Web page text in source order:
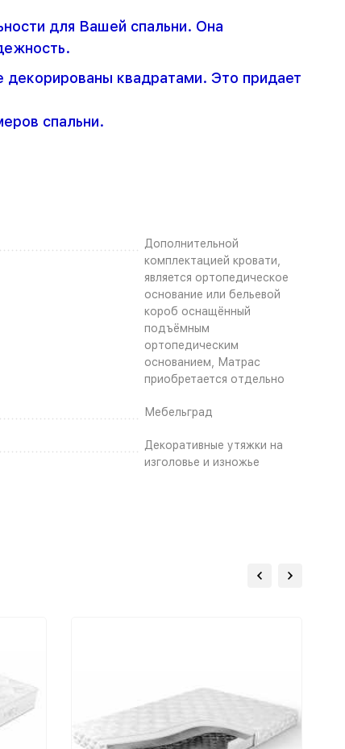
для Вашей спальни. Она
декорированы квадратами. Это придает
спальни.
Дополнительной
комплектацией кровати,
является ортопедическое
основание или бельевой
короб оснащённый
подъёмным
ортопедическим
основанием, Матрас
приобретается отдельно
Мебельград
Декоративные утяжки на
изголовье и изножье